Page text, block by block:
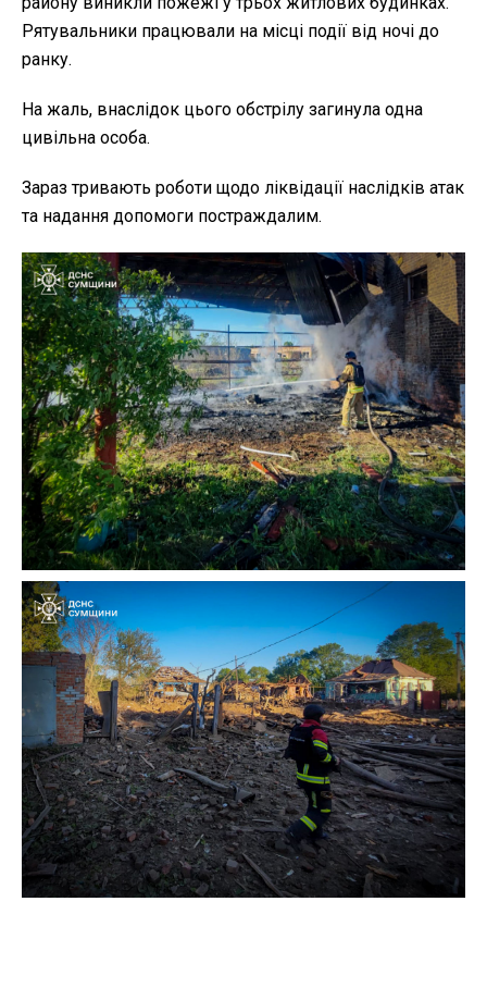
Рятувальники працювали на місці події від ночі до
ранку.
На жаль, внаслідок цього обстрілу загинула одна
цивільна особа.
Зараз тривають роботи щодо ліквідації наслідків атак
та надання допомоги постраждалим.